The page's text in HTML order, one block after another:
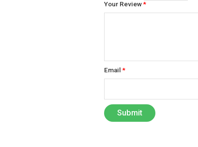
Your Review*
Email*